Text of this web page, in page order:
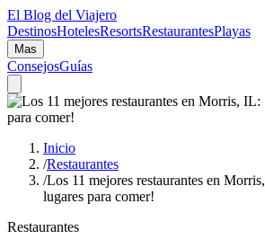
El Blog del Viajero
DestinosHotelesResortsRestaurantesPlayas
Mas
ConsejosGuías
Inicio
/Restaurantes
/Los 11 mejores restaurantes en
lugares para comer!
Restaurantes